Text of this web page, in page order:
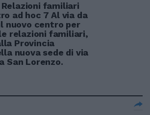
Relazioni familiari
ad hoc 7 Al via da
nuovo centro per
relazioni familiari,
Provincia
nuova sede di via
San Lorenzo.